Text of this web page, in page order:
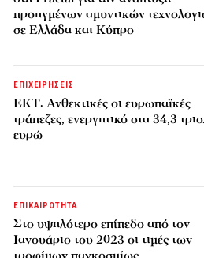
προηγμένων αμυντικών
σε Ελλάδα και Κύπρο
ΕΠΙΧΕΙΡΗΣΕΙΣ
ΕΚΤ: Ανθεκτικές οι ευρωπαϊκές
τράπεζες, ενεργητικό στα 34,3 τρισ.
ευρώ
ΕΠΙΚΑΙΡΟΤΗΤΑ
Στο υψηλότερο επίπεδο από τον
Ιανουάριο του 2023 οι τιμές των